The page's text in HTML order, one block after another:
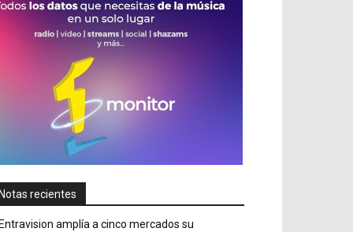
recientes
amplía a cinco mercados su